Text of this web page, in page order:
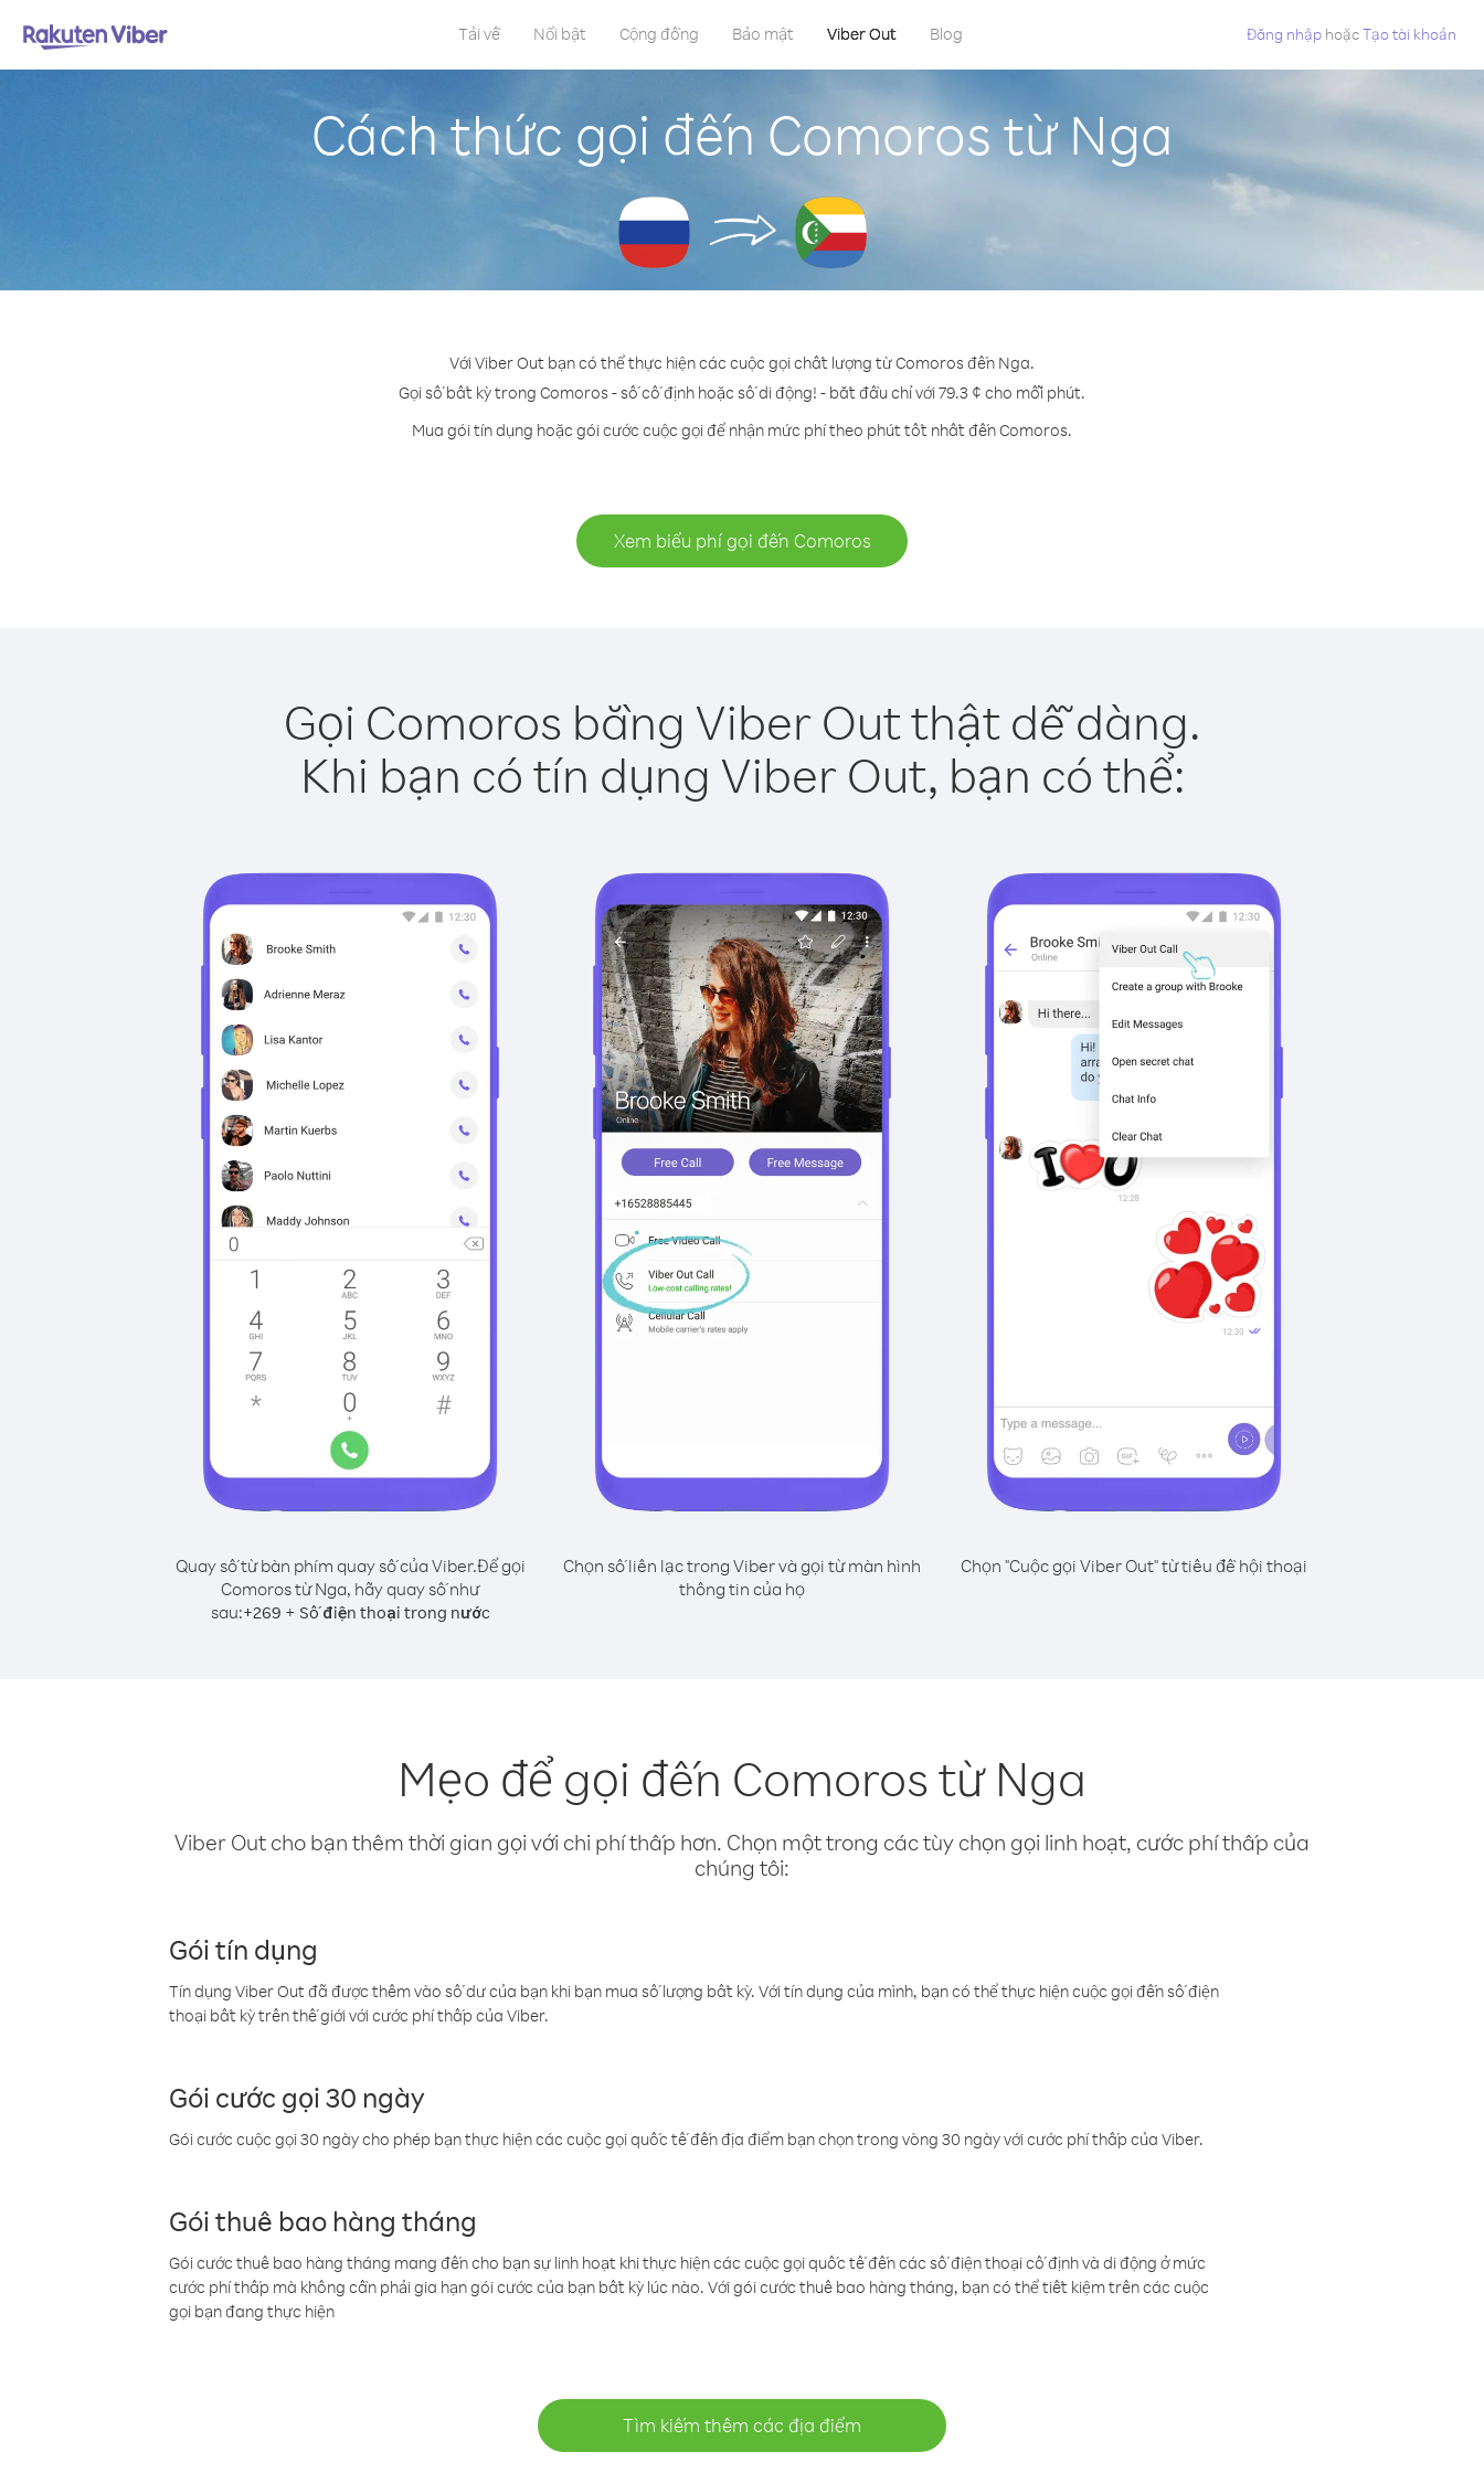
Tải về Nổi bật Cộng đồng Bảo mật Viber Out Blog Đăng nhập hoặcTạo tài khoản
Cách thức gọi đến Comoros từ Nga
Với Viber Out bạn có thể thực hiện các cuộc gọi chất lượng từ Comoros đến Nga.
Gọi số bất kỳ trong Comoros - số cố định hoặc số di động! - bắt đầu chỉ với 79.3 ¢ cho mỗi phút.
Mua gói tín dụng hoặc gói cước cuộc gọi để nhận mức phí theo phút tốt nhất đến Comoros.
Xem biểu phí gọi đến Comoros
Gọi Comoros bằng Viber Out thật dễ dàng.
Khi bạn có tín dụng Viber Out, bạn có thể:
Quay số từ bàn phím quay số của Viber.Để gọi
Comoros từ Nga, hãy quay số như
sau:+269 + Số điện thoại trong nước
Chọn số liên lạc trong Viber và gọi từ màn hình
thông tin của họ
Chọn "Cuộc gọi Viber Out" từ tiêu đề hội thoại
Mẹo để gọi đến Comoros từ Nga
Viber Out cho bạn thêm thời gian gọi với chi phí thấp hơn. Chọn một trong các tùy chọn gọi linh hoạt, cước phí thấp của
chúng tôi:
Gói tín dụng
Tín dụng Viber Out đã được thêm vào số dư của bạn khi bạn mua số lượng bất kỳ. Với tín dụng của mình, bạn có thể thực hiện cuộc gọi đến số điện
thoại bất kỳ trên thế giới với cước phí thấp của Viber.
Gói cước gọi 30 ngày
Gói cước cuộc gọi 30 ngày cho phép bạn thực hiện các cuộc gọi quốc tế đến địa điểm bạn chọn trong vòng 30 ngày với cước phí thấp của Viber.
Gói thuê bao hàng tháng
Gói cước thuê bao hàng tháng mang đến cho bạn sự linh hoạt khi thực hiện các cuộc gọi quốc tế đến các số điện thoại cố định và di động ở mức
cước phí thấp mà không cần phải gia hạn gói cước của bạn bất kỳ lúc nào. Với gói cước thuê bao hàng tháng, bạn có thể tiết kiệm trên các cuộc
gọi bạn đang thực hiện
Tìm kiếm thêm các địa điểm